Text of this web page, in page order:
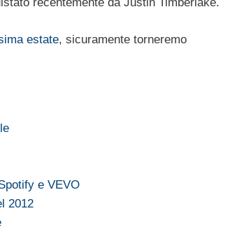
recentemente da Justin Timberlake.
estate, sicuramente torneremo
e VEVO
2012